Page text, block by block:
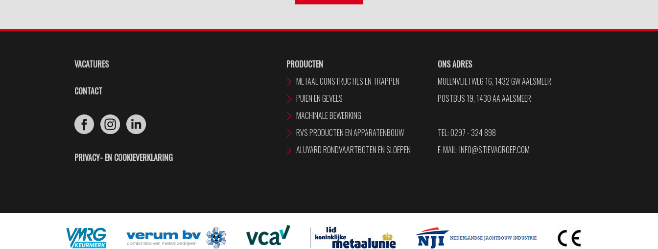
VACATURES
CONTACT
PRIVACY- EN COOKIEVERKLARING
PRODUCTEN
METAAL CONSTRUCTIES EN TRAPPEN
PUIEN EN GEVELS
MACHINALE BEWERKING
RVS PRODUCTEN EN APPARATENBOUW
ALUYARD RONDVAARTBOTEN EN SLOEPEN
ONS ADRES
MOLENVLIETWEG 16, 1432 GW AALSMEER
POSTBUS 19, 1430 AA AALSMEER
TEL: 0297 - 324 898
E-MAIL:INFO@STIEVAGROEP.COM